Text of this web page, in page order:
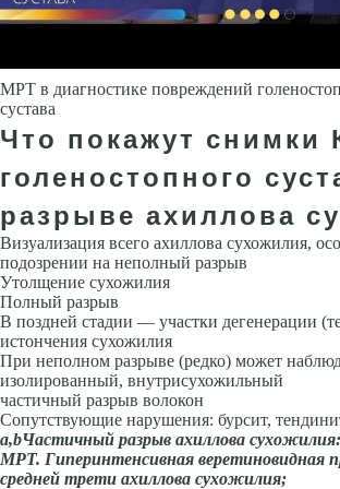
МРТ в диагностике повреждений
сустава
Что покажут снимки
голеностопного
разрыве ахиллова
Визуализация всего ахиллова сухожилия,
подозрении на неполный разрыв
Утолщение сухожилия
Полный разрыв
В поздней стадии — участки дегенерации
истончения сухожилия
При неполном разрыве (редко) может
изолированный, внутрисухожильный
частичный разрыв волокон
Сопутствующие нарушения: бурсит,
a,bЧастичный разрыв ахиллова сухожилия
МРТ. Гиперинтенсивная веретиновидная
средней трети ахиллова сухожилия;